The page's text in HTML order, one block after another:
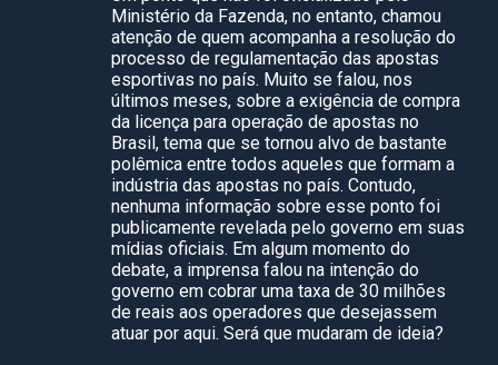
Ministério da Fazenda, no entanto, chamou
atenção de quem acompanha a resolução do
processo de regulamentação das apostas
esportivas no país. Muito se falou, nos
últimos meses, sobre a exigência de compra
da licença para operação de apostas no
Brasil, tema que se tornou alvo de bastante
polêmica entre todos aqueles que formam a
indústria das apostas no país. Contudo,
nenhuma informação sobre esse ponto foi
publicamente revelada pelo governo em suas
mídias oficiais. Em algum momento do
debate, a imprensa falou na intenção do
governo em cobrar uma taxa de 30 milhões
de reais aos operadores que desejassem
atuar por aqui. Será que mudaram de ideia?